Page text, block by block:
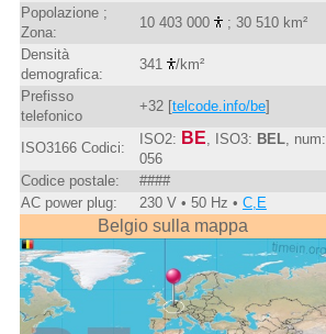
Popolazione ;
Zona:
10 403 000
; 30 510 km²
Densità
demografica:
341
/km²
Prefisso
telefonico
+32 [telcode.info/be]
ISO3166 Codici:
ISO2: BE , ISO3: BEL, num:
056
Codice postale:
####
AC power plug:
230 V • 50 Hz • C,E
Belgio sulla mappa